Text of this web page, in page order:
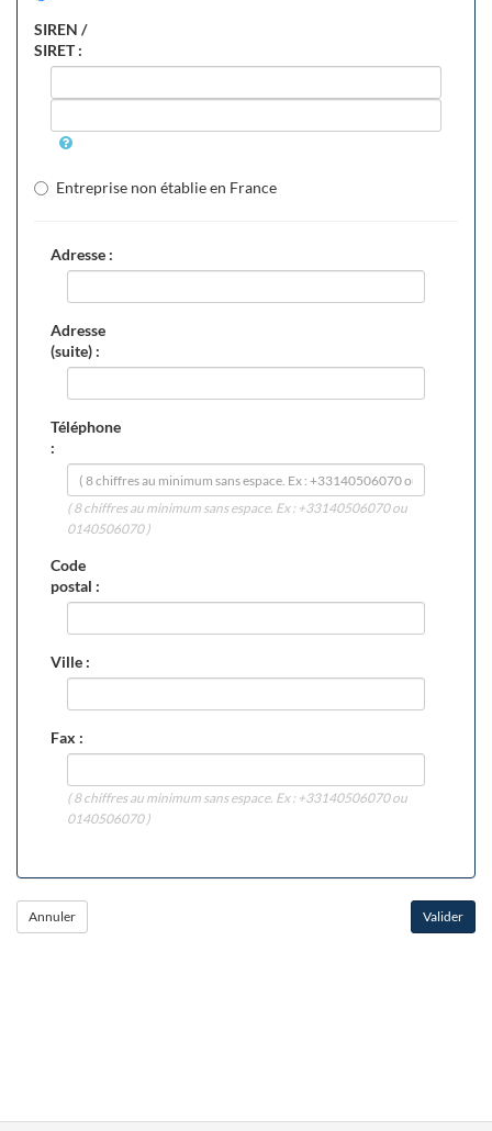
SIREN /
SIRET :
Entreprise non établie en France
Adresse :
Adresse
(suite) :
Téléphone
:
( 8 chiffres au minimum sans espace. Ex : +33140506070 ou
0140506070 )
Code
postal :
Ville :
Fax :
( 8 chiffres au minimum sans espace. Ex : +33140506070 ou
0140506070 )